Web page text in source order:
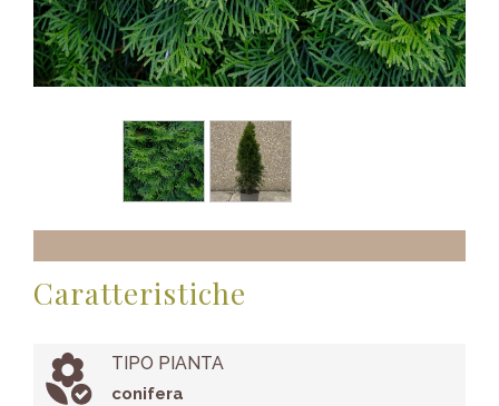
Caratteristiche
TIPO PIANTA
conifera